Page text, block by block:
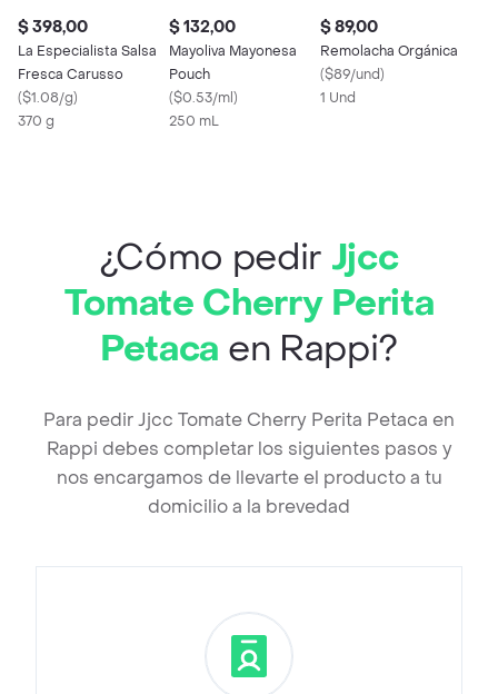
$ 398,00
La Especialista Salsa
Fresca Carusso
($1.08/g)
370 g
$ 132,00
Mayoliva Mayonesa
Pouch
($0.53/ml)
250 mL
$ 89,00
Remolacha Orgánica
($89/und)
1 Und
¿Cómo pedir Jjcc
Tomate Cherry Perita
Petaca en Rappi?
Para pedir Jjcc Tomate Cherry Perita Petaca en
Rappi debes completar los siguientes pasos y
nos encargamos de llevarte el producto a tu
domicilio a la brevedad